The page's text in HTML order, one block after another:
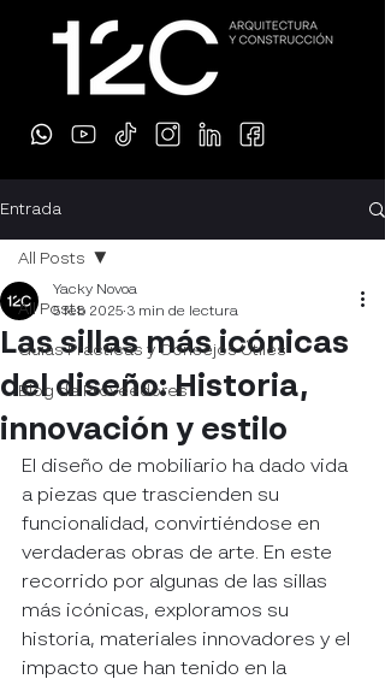
Entrada
All Posts
Guías Prácticas y Consejos Útiles
Blog de Proveedores
All Posts
Las sillas más icónicas
del diseño: Historia,
innovación y estilo
Yacky Novoa
5 feb 2025 3 min de lectura
El diseño de mobiliario ha dado vida
a piezas que trascienden su
funcionalidad, convirtiéndose en
verdaderas obras de arte. En este
recorrido por algunas de las sillas
más icónicas, exploramos su
historia, materiales innovadores y el
impacto que han tenido en la